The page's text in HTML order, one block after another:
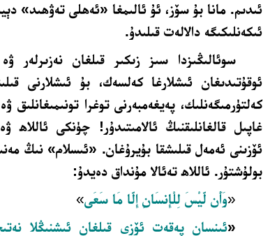
ئىدىم. مانا بۇ سۆز، ئۇ ئالىمغا «ئەھلى تەۋھىد»
ئىكەنلىكىگە دالالەت قىلىدۇ.
سوئالىڭىزدا سىز زىكىر قىلغان نەزىرلەر
ئوقۇتىدىغان ئىشلارغا كەلسەك، بۇ ئىشلارنى
كەلتۈرمىگەنلىك، پەيغەمبەرنى توغرا تونىمىغانلىق
غاپىل قالغانلىقنىڭ ئالامىتىدۇر! چۈنكى ئاللاھ
ئۆزىنى ئەمەل قىلىشقا بۇيرۇغان. «ئىسلام» نىڭ
بولۇشتۇر. ئاللاھ تەئالا مۇنداق دەيدۇ:
«وَأَن لَّيْسَ لِلْإِنسَانِ إِلَّا مَا سَعَى»
«ئىنسان پەقەت ئۆزى قىلغان ئىشنىڭلا